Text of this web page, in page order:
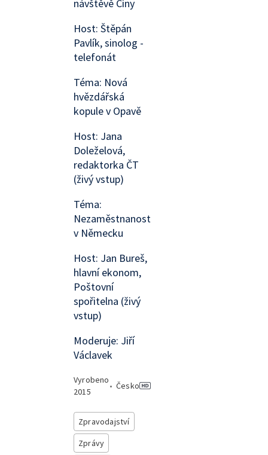
návštěvě Číny
Host: Štěpán
Pavlík, sinolog -
telefonát
Téma: Nová
hvězdářská
kopule v Opavě
Host: Jana
Doleželová,
redaktorka ČT
(živý vstup)
Téma:
Nezaměstnanost
v Německu
Host: Jan Bureš,
hlavní ekonom,
Poštovní
spořitelna (živý
vstup)
Moderuje: Jiří
Václavek
Vyrobeno
2015
• Česko
Zpravodajství
Zprávy